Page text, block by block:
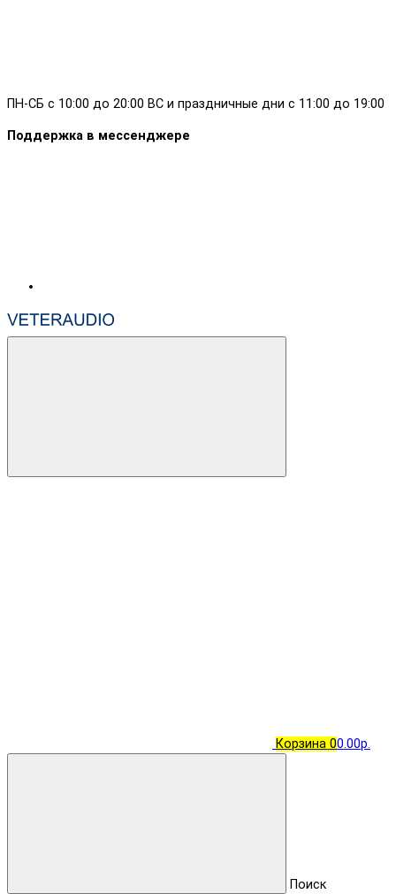
ПН-СБ с 10:00 до 20:00 ВС и праздничные дни с 11:00 до 19:00
Поддержка в мессенджере
Корзина 00.00р.
Поиск